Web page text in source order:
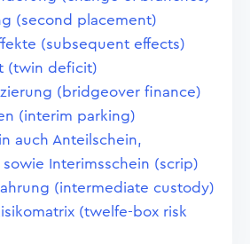
(second placement)
(subsequent effects)
(twin deficit)
(bridgeover finance)
(interim parking)
auch Anteilschein,
Interimsschein (scrip)
(intermediate custody)
(twelfe-box risk